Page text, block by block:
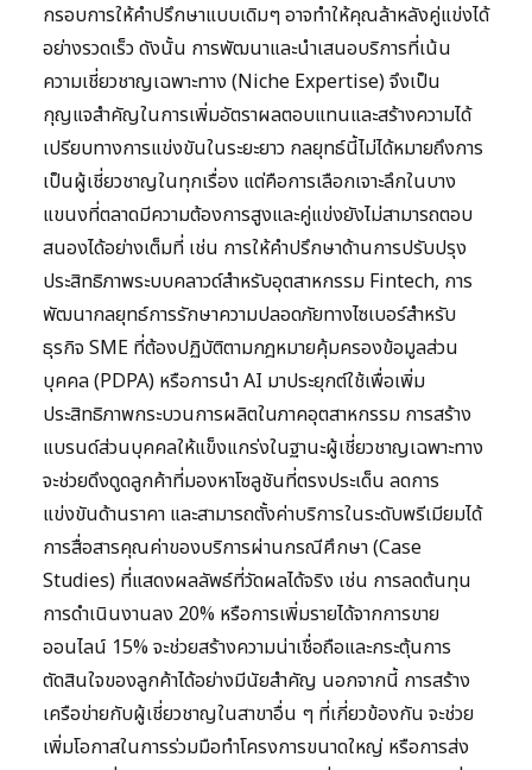
กรอบการให้คำปรึกษาแบบเดิมๆ อาจทำให้คุณล้าหลังคู่แข่งได้
อย่างรวดเร็ว ดังนั้น การพัฒนาและนำเสนอบริการที่เน้น
ความเชี่ยวชาญเฉพาะทาง (Niche Expertise) จึงเป็น
กุญแจสำคัญในการเพิ่มอัตราผลตอบแทนและสร้างความได้
เปรียบทางการแข่งขันในระยะยาว กลยุทธ์นี้ไม่ได้หมายถึงการ
เป็นผู้เชี่ยวชาญในทุกเรื่อง แต่คือการเลือกเจาะลึกในบาง
แขนงที่ตลาดมีความต้องการสูงและคู่แข่งยังไม่สามารถตอบ
สนองได้อย่างเต็มที่ เช่น การให้คำปรึกษาด้านการปรับปรุง
ประสิทธิภาพระบบคลาวด์สำหรับอุตสาหกรรม Fintech, การ
พัฒนากลยุทธ์การรักษาความปลอดภัยทางไซเบอร์สำหรับ
ธุรกิจ SME ที่ต้องปฏิบัติตามกฎหมายคุ้มครองข้อมูลส่วน
บุคคล (PDPA) หรือการนำ AI มาประยุกต์ใช้เพื่อเพิ่ม
ประสิทธิภาพกระบวนการผลิตในภาคอุตสาหกรรม การสร้าง
แบรนด์ส่วนบุคคลให้แข็งแกร่งในฐานะผู้เชี่ยวชาญเฉพาะทาง
จะช่วยดึงดูดลูกค้าที่มองหาโซลูชันที่ตรงประเด็น ลดการ
แข่งขันด้านราคา และสามารถตั้งค่าบริการในระดับพรีเมียมได้
การสื่อสารคุณค่าของบริการผ่านกรณีศึกษา (Case
Studies) ที่แสดงผลลัพธ์ที่วัดผลได้จริง เช่น การลดต้นทุน
การดำเนินงานลง 20% หรือการเพิ่มรายได้จากการขาย
ออนไลน์ 15% จะช่วยสร้างความน่าเชื่อถือและกระตุ้นการ
ตัดสินใจของลูกค้าได้อย่างมีนัยสำคัญ นอกจากนี้ การสร้าง
เครือข่ายกับผู้เชี่ยวชาญในสาขาอื่น ๆ ที่เกี่ยวข้องกัน จะช่วย
เพิ่มโอกาสในการร่วมมือทำโครงการขนาดใหญ่ หรือการส่ง